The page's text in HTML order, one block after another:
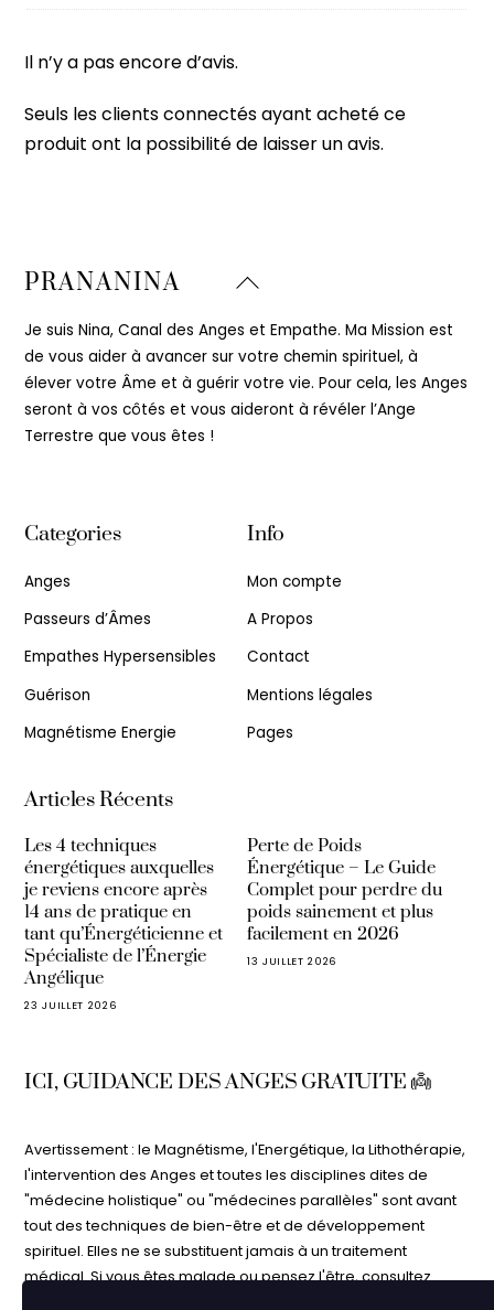
Il n’y a pas encore d’avis.
Seuls les clients connectés ayant acheté ce
produit ont la possibilité de laisser un avis.
Back
Top
PRANANINA
Je suis Nina, Canal des Anges et Empathe. Ma Mission est
de vous aider à avancer sur votre chemin spirituel, à
élever votre Âme et à guérir votre vie. Pour cela, les Anges
seront à vos côtés et vous aideront à révéler l’Ange
Terrestre que vous êtes !
Categories
Anges
Passeurs d’Âmes
Empathes Hypersensibles
Guérison
Magnétisme Energie
Info
Mon compte
A Propos
Contact
Mentions légales
Pages
Articles Récents
Les 4 techniques
énergétiques auxquelles
je reviens encore après
14 ans de pratique en
tant qu’Énergéticienne et
Spécialiste de l’Énergie
Angélique
23 JUILLET 2026
Perte de Poids
Énergétique – Le Guide
Complet pour perdre du
poids sainement et plus
facilement en 2026
13 JUILLET 2026
ICI, GUIDANCE DES ANGES GRATUITE 👼
Avertissement : le Magnétisme, l'Energétique, la Lithothérapie,
l'intervention des Anges et toutes les disciplines dites de
"médecine holistique" ou "médecines parallèles" sont avant
tout des techniques de bien-être et de développement
spirituel. Elles ne se substituent jamais à un traitement
médical. Si vous êtes malade ou pensez l'être, consultez